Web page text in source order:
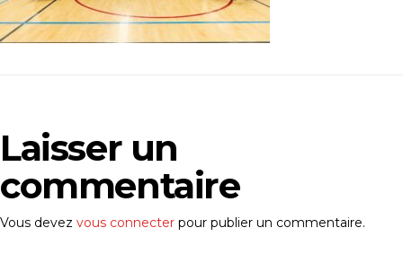
Laisser un
commentaire
Vous devez vous connecter pour publier un commentaire.